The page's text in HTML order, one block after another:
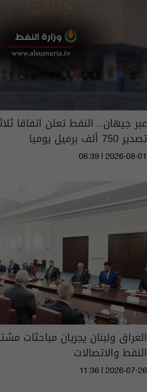
عبر جيهان.. النفط تعلن اتفاقا
تصدير 750 ألف برميل يوميا
06:39 | 2026-08-01
العراق ولبنان يجريان مباحثات
النفط والاتصالات
11:36 | 2026-07-26